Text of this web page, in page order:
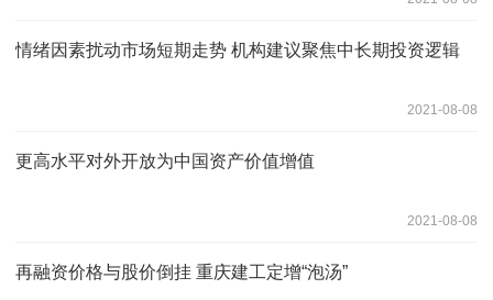
情绪因素扰动市场短期走势 机构建议聚焦中长期投资逻辑
2021-08-08
更高水平对外开放为中国资产价值增值
2021-08-08
再融资价格与股价倒挂 重庆建工定增“泡汤”